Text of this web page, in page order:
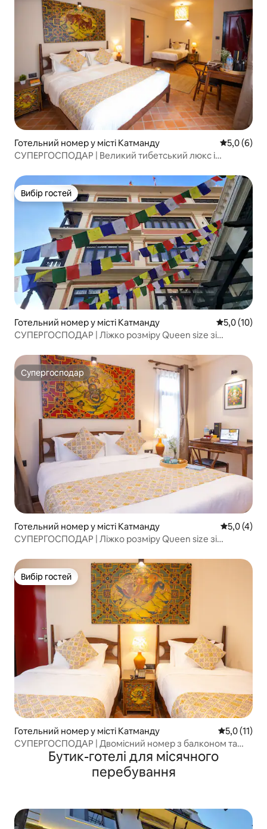
Готельний номер у місті Катманду Середня
5,0 (6)
СУПЕРГОСПОДАР | Великий тибетський люкс і
Вибір гостей
Вибір гостей
Готельний номер у місті Катманду Середня
5,0 (10)
СУПЕРГОСПОДАР | Ліжко розміру Queen size зі
Супергосподар
Супергосподар
Готельний номер у місті Катманду Середня
5,0 (4)
СУПЕРГОСПОДАР | Ліжко розміру Queen size зі
Вибір гостей
Вибір гостей
Готельний номер у місті Катманду Середня
5,0 (11)
СУПЕРГОСПОДАР | Двомісний номер з балконом та
сніданком!Бутик-готелі для місячного
перебування